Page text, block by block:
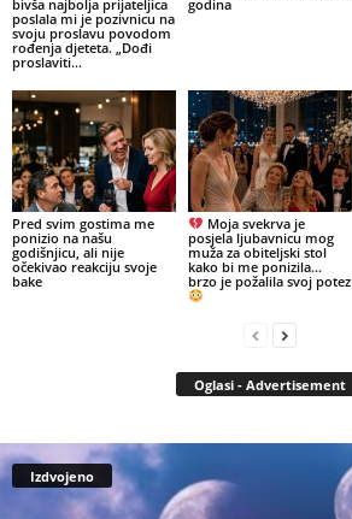
bivša najbolja prijateljica
poslala mi je pozivnicu na
svoju proslavu povodom
rođenja djeteta. „Dođi
proslaviti...
godina
Pred svim gostima me
ponizio na našu
godišnjicu, ali nije
očekivao reakciju svoje
bake
Moja svekrva je
posjela ljubavnicu mog
muža za obiteljski stol
kako bi me ponizila…
brzo je požalila svoj potez
Oglasi - Advertisement
Izdvojeno